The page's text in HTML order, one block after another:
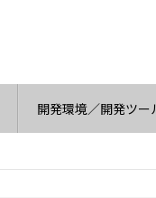
開発環境／開発ツー